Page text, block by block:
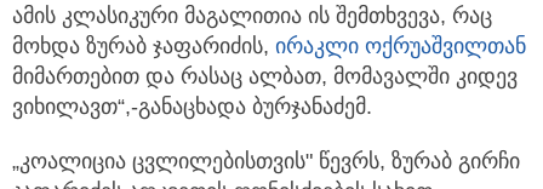
ამის კლასიკური მაგალითია ის შემთხვევა, რაც
მოხდა ზურაბ ჯაფარიძის, ირაკლი ოქრუაშვილთან
მიმართებით და რასაც ალბათ, მომავალში კიდევ
ვიხილავთ“,-განაცხადა ბურჯანაძემ.
„კოალიცია ცვლილებისთვის" წევრს, ზურაბ გირჩი